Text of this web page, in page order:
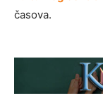
časova.